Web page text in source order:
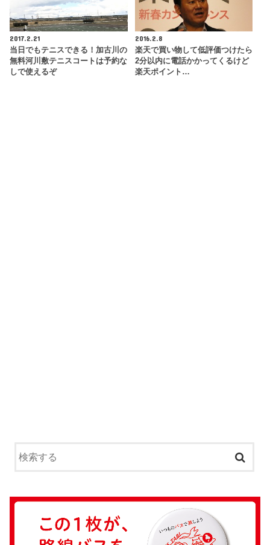
2017.2.21
当日でもテニスできる！加古川の
無料河川敷テニスコートは予約な
しで使えるぞ
2016.2.8
楽天で買い物して低評価つけたら
2分以内に電話かかってくるけど
楽天ポイント…